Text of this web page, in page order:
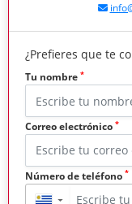
¿Prefieres que te
Tu nombre *
Correo electrónico *
Número de teléfono *
▼